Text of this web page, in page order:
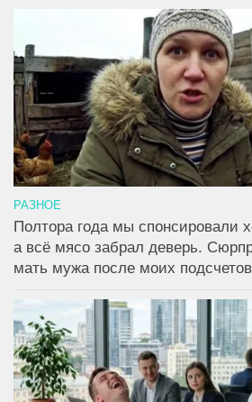
РАЗНОЕ
Полтора года мы спонсировали
а всё мясо забрал деверь.
мать мужа после моих подсчетов